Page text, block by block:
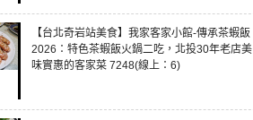
【台北奇岩站美食】我家客家小館-傳承茶蝦飯
2026：特色茶蝦飯火鍋二吃，北投30年老店美
味實惠的客家菜 7248(線上：6)